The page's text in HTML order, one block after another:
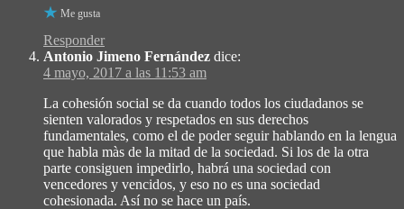
Me gusta
Responder
Antonio Jimeno Fernández dice:
4 mayo, 2017 a las 11:53 am
La cohesión social se da cuando todos los ciudadanos se
sienten valorados y respetados en sus derechos
fundamentales, como el de poder seguir hablando en la lengua
que habla màs de la mitad de la sociedad. Si los de la otra
parte consiguen impedirlo, habrá una sociedad con
vencedores y vencidos, y eso no es una sociedad
cohesionada. Así no se hace un país.